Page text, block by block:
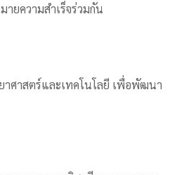
ยความสำเร็จร่วมกัน
าศาสตร์และเทคโนโลยี เพื่อพัฒนา